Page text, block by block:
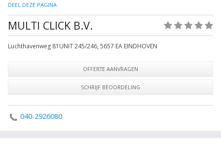
DEEL DEZE PAGINA
MULTI CLICK B.V.
Luchthavenweg 81UNIT 245/246, 5657 EA EINDHOVEN
OFFERTE AANVRAGEN
SCHRIJF BEOORDELING
040-2926080